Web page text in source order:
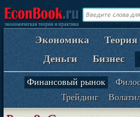
Экономика Теория
Деньги
Бизнес
Финансовый рынок
Трейдинг